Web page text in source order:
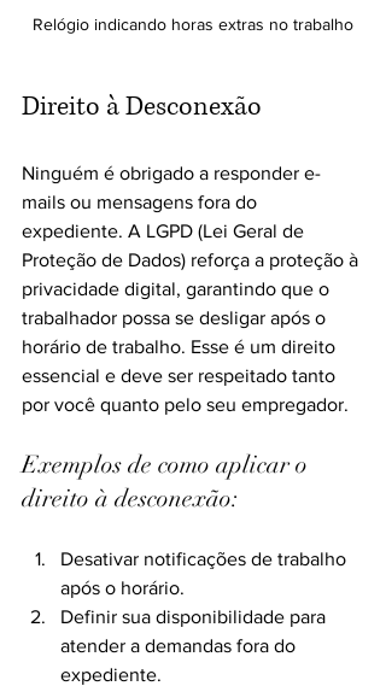
Relógio indicando horas extras no trabalho
Direito à Desconexão
Ninguém é obrigado a responder e-
mails ou mensagens fora do
expediente. A LGPD (Lei Geral de
Proteção de Dados) reforça a proteção à
privacidade digital, garantindo que o
trabalhador possa se desligar após o
horário de trabalho. Esse é um direito
essencial e deve ser respeitado tanto
por você quanto pelo seu empregador.
Exemplos de como aplicar o
direito à desconexão:
Desativar notificações de trabalho
após o horário.
Definir sua disponibilidade para
atender a demandas fora do
expediente.